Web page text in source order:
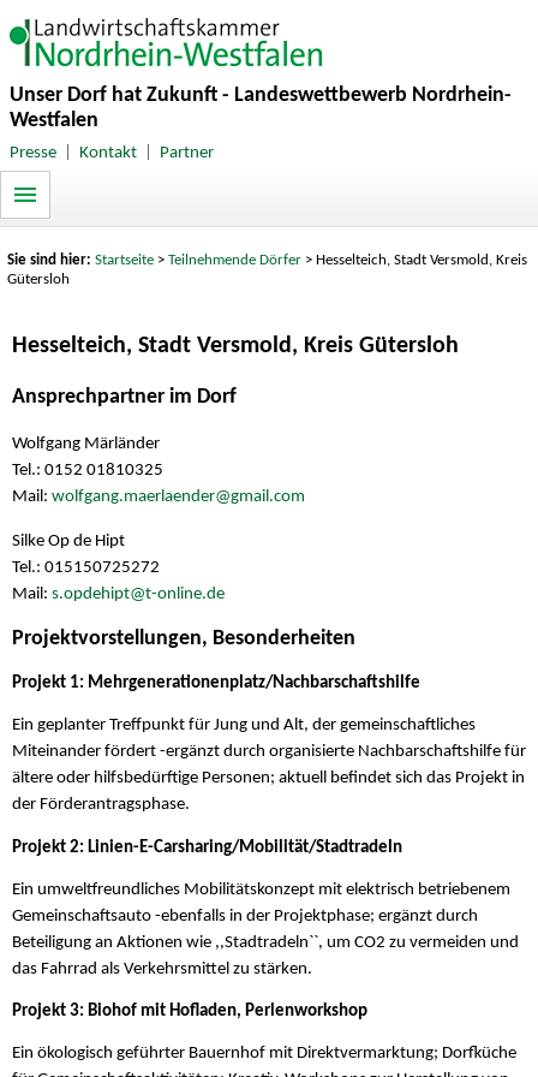
Unser Dorf hat Zukunft - Landeswettbewerb Nordrhein-
Westfalen
Presse| Kontakt| Partner
Sie sind hier:Startseite >Teilnehmende Dörfer > Hesselteich, Stadt Versmold, Kreis
Gütersloh
Hesselteich, Stadt Versmold, Kreis Gütersloh
Ansprechpartner im Dorf
Wolfgang Märländer
Tel.: 0152 01810325
Mail: wolfgang.maerlaender@gmail.com
Silke Op de Hipt
Tel.: 015150725272
Mail: s.opdehipt@t-online.de
Projektvorstellungen, Besonderheiten
Projekt 1: Mehrgenerationenplatz/Nachbarschaftshilfe
Ein geplanter Treffpunkt für Jung und Alt, der gemeinschaftliches
Miteinander fördert -ergänzt durch organisierte Nachbarschaftshilfe für
ältere oder hilfsbedürftige Personen; aktuell befindet sich das Projekt in
der Förderantragsphase.
Projekt 2: Linien-E-Carsharing/Mobilität/Stadtradeln
Ein umweltfreundliches Mobilitätskonzept mit elektrisch betriebenem
Gemeinschaftsauto -ebenfalls in der Projektphase; ergänzt durch
Beteiligung an Aktionen wie ,,Stadtradeln``, um CO2 zu vermeiden und
das Fahrrad als Verkehrsmittel zu stärken.
Projekt 3: Biohof mit Hofladen, Perlenworkshop
Ein ökologisch geführter Bauernhof mit Direktvermarktung; Dorfküche